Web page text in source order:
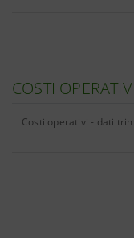
COSTI OPERATIVI
Costi operativi - dati